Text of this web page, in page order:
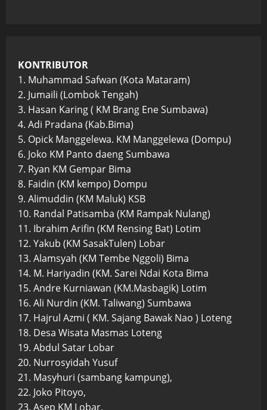
KONTRIBUTOR
1. Muhammad Safwan (Kota Mataram)
2. Jumaili (Lombok Tengah)
3. Hasan Karing ( KM Brang Ene Sumbawa)
4. Adi Pradana (Kab.Bima)
5. Opick Manggelewa. KM Manggelewa (Dompu)
6. Joko KM Panto daeng Sumbawa
7. Ryan KM Gempar Bima
8. Faidin (KM kempo) Dompu
9. Alimuddin (KM Maluk) KSB
10. Randal Patisamba (KM Rampak Nulang)
11. Ibrahim Arifin (KM Rensing Bat) Lotim
12. Yakub (KM SasakTulen) Lobar
13. Alamsyah (KM Tembe Nggoli) Bima
14. M. Hariyadin (KM. Sarei Ndai Kota Bima
15. Andre Kurniawan (KM.Masbagik) Lotim
16. Ali Nurdin (KM. Taliwang) Sumbawa
17. Hajrul Azmi ( KM. Sajang Bawak Nao ) Loteng
18. Desa Wisata Masmas Loteng
19. Abdul Satar Lobar
20. Nurrosyidah Yusuf
21. Masyhuri (sambang kampung),
22. Joko Pitoyo,
23. Asep KM Lobar,